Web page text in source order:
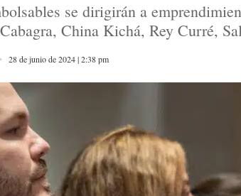
se dirigirán a
China Kichá, Rey Curré,
28 de junio de 2024 | 2:38 pm